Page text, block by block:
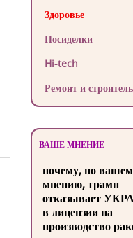
Здоровье
Посиделки
Hi-tech
Ремонт и
ВАШЕ МНЕНИЕ
почему, по
мнению, трамп
отказывает
в лицензии на
производство